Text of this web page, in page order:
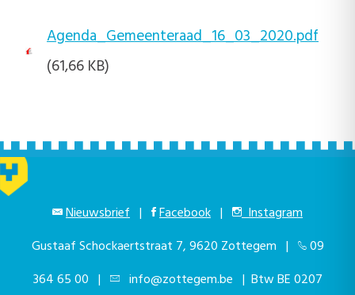
Agenda_Gemeenteraad_16_03_2020.pdf
(61,66 KB)
Nieuwsbrief | Facebook |
Instagram
Gustaaf Schockaertstraat 7, 9620 Zottegem |
09
364 65 00 | info@zottegem.be | Btw BE 0207